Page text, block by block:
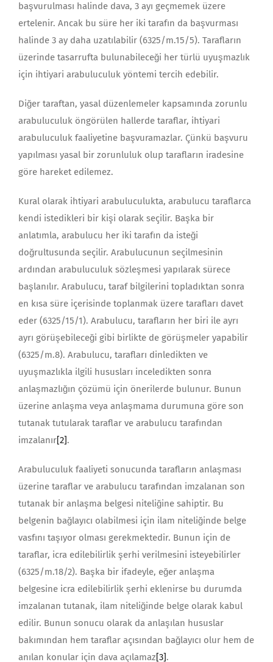
başvurulması halinde dava, 3 ayı geçmemek üzere
ertelenir. Ancak bu süre her iki tarafın da başvurması
halinde 3 ay daha uzatılabilir (6325/m.15/5). Tarafların
üzerinde tasarrufta bulunabileceği her türlü uyuşmazlık
için ihtiyari arabuluculuk yöntemi tercih edebilir.
Diğer taraftan, yasal düzenlemeler kapsamında zorunlu
arabuluculuk öngörülen hallerde taraflar, ihtiyari
arabuluculuk faaliyetine başvuramazlar. Çünkü başvuru
yapılması yasal bir zorunluluk olup tarafların iradesine
göre hareket edilemez.
Kural olarak ihtiyari arabuluculukta, arabulucu taraflarca
kendi istedikleri bir kişi olarak seçilir. Başka bir
anlatımla, arabulucu her iki tarafın da isteği
doğrultusunda seçilir. Arabulucunun seçilmesinin
ardından arabuluculuk sözleşmesi yapılarak sürece
başlanılır. Arabulucu, taraf bilgilerini topladıktan sonra
en kısa süre içerisinde toplanmak üzere tarafları davet
eder (6325/15/1). Arabulucu, tarafların her biri ile ayrı
ayrı görüşebileceği gibi birlikte de görüşmeler yapabilir
(6325/m.8). Arabulucu, tarafları dinledikten ve
uyuşmazlıkla ilgili hususları inceledikten sonra
anlaşmazlığın çözümü için önerilerde bulunur. Bunun
üzerine anlaşma veya anlaşmama durumuna göre son
tutanak tutularak taraflar ve arabulucu tarafından
imzalanır[2] .
Arabuluculuk faaliyeti sonucunda tarafların anlaşması
üzerine taraflar ve arabulucu tarafından imzalanan son
tutanak bir anlaşma belgesi niteliğine sahiptir. Bu
belgenin bağlayıcı olabilmesi için ilam niteliğinde belge
vasfını taşıyor olması gerekmektedir. Bunun için de
taraflar, icra edilebilirlik şerhi verilmesini isteyebilirler
(6325/m.18/2). Başka bir ifadeyle, eğer anlaşma
belgesine icra edilebilirlik şerhi eklenirse bu durumda
imzalanan tutanak, ilam niteliğinde belge olarak kabul
edilir. Bunun sonucu olarak da anlaşılan hususlar
bakımından hem taraflar açısından bağlayıcı olur hem de
anılan konular için dava açılamaz [3] .